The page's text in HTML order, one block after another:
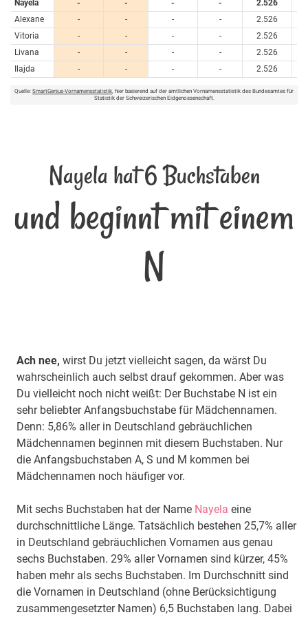
Nayela
- - - -
2.526
Alexane
- - - -
2.526
Vitoria
- - - -
2.526
Livana
- - - -
2.526
Ilajda
- - - - 2.526
Quelle: SmartGenius-Vornamensstatistik, hier basierend auf der amtlichen Vornamensstatistik des Bundesamtes für
Statistik der Schweizerischen Eidgenossenschaft.
Nayela hat 6 Buchstaben
und beginnt mit einem
N
Ach nee, wirst Du jetzt vielleicht sagen, da wärst Du
wahrscheinlich auch selbst drauf gekommen. Aber was
Du vielleicht noch nicht weißt: Der Buchstabe N ist ein
sehr beliebter Anfangsbuchstabe für Mädchennamen.
Denn: 5,86% aller in Deutschland gebräuchlichen
Mädchennamen beginnen mit diesem Buchstaben. Nur
die Anfangsbuchstaben A, S und M kommen bei
Mädchennamen noch häufiger vor.
Mit sechs Buchstaben hat der Name Nayela eine
durchschnittliche Länge. Tatsächlich bestehen 25,7% aller
in Deutschland gebräuchlichen Vornamen aus genau
sechs Buchstaben. 29% aller Vornamen sind kürzer, 45%
haben mehr als sechs Buchstaben. Im Durchschnitt sind
die Vornamen in Deutschland (ohne Berücksichtigung
zusammengesetzter Namen) 6,5 Buchstaben lang. Dabei